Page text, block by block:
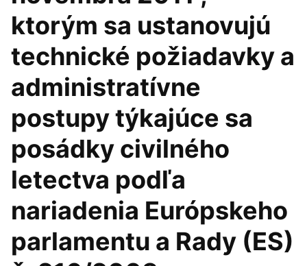
ktorým sa ustanovujú
technické požiadavky a
administratívne
postupy týkajúce sa
posádky civilného
letectva podľa
nariadenia Európskeho
parlamentu a Rady (ES)